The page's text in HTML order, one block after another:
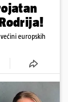
europskih